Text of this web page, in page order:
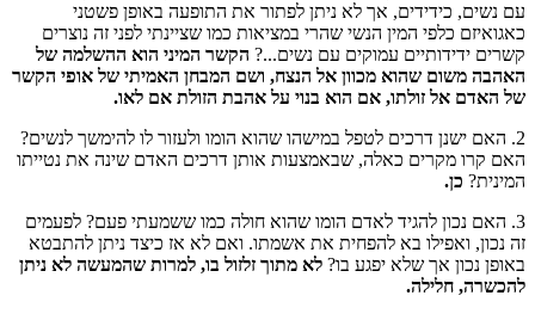
עם נשים, כידידים, אך לא ניתן לפתור את התופעה באופן פשטני
כאגואיזם כלפי המין הנשי שהרי במציאות כמו שציינתי לפני זה נוצרים
קשרים ידידותיים עמוקים עם נשים...? הקשר המיני הוא ההשלמה של
האהבה משום שהוא מכוון אל הנצח, ושם המבחן האמיתי של אופי הקשר
של האדם אל זולתו, אם הוא בנוי על אהבת הזולת אם לאו.
2. האם ישנן דרכים לטפל במישהו שהוא הומו ולעזור לו להימשך לנשים?
האם קרו מקרים כאלה, שבאמצעות אותן דרכים האדם שינה את נטייתו
המינית? כן.
3. האם נכון להגיד לאדם הומו שהוא חולה כמו ששמעתי פעם? לפעמים
זה נכון, ואפילו בא להפחית את אשמתו. ואם לא אז כיצד ניתן להתבטא
באופן נכון אך שלא יפגע בו? לא מתוך זלזול בו, למרות שהמעשה לא ניתן
להכשרה, חלילה.